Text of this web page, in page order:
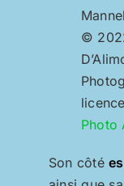
©
Photo
Son côté